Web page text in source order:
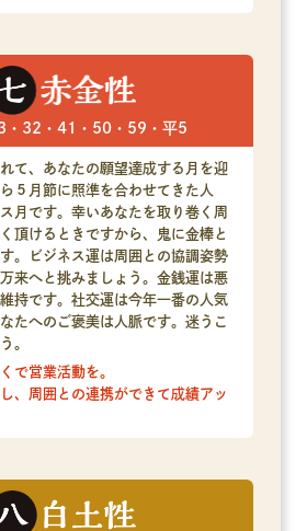
・32・41・50・59・平5
て、あなたの願望達成する月を迎
５月節に照準を合わせてきた人
月です。幸いあなたを取り巻く周
頂けるときですから、鬼に金棒と
。ビジネス運は周囲との協調姿勢
来へと挑みましょう。金銭運は悪
持です。社交運は今年一番の人気
たへのご褒美は人脈です。迷うこ
。
で営業活動を。
、周囲との連携ができて成績アッ